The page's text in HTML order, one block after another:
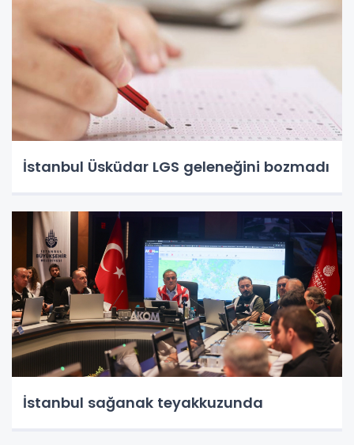
İstanbul Üsküdar LGS geleneğini bozmadı
İstanbul sağanak teyakkuzunda